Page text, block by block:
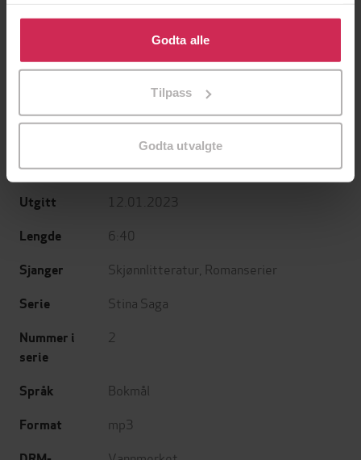
Klikk på «Godta alle» for å gi oss ditt samtykke til å
bruke cookies for alle disse formålene. Du kan også
tilpasse ditt samtykke til spesifikke formål ved å klikke
Godta alle
Tilpass
Godta utvalgte
Forfattere Renate Josefsen(forfatter),Grethe Mo
Forlag Cappelen Damm
Utgitt 12.01.2023
Lengde 6:40
Sjanger Skjønnlitteratur Romanserier
Serie Stina Saga
Nummer i
serie
2
Språk Bokmål
Format mp3